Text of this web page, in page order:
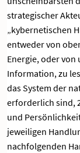
strategischer
„kybernetischen
entweder von
Energie, oder von
Information, zu
das System der
erforderlich sind,
und
jeweiligen
nachfolgenden